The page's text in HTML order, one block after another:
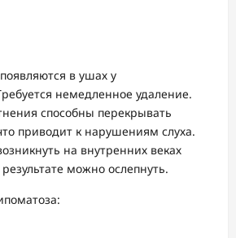
в ушах у
немедленное удаление.
способны перекрывать
приводит к нарушениям слуха.
на внутренних веках
можно ослепнуть.